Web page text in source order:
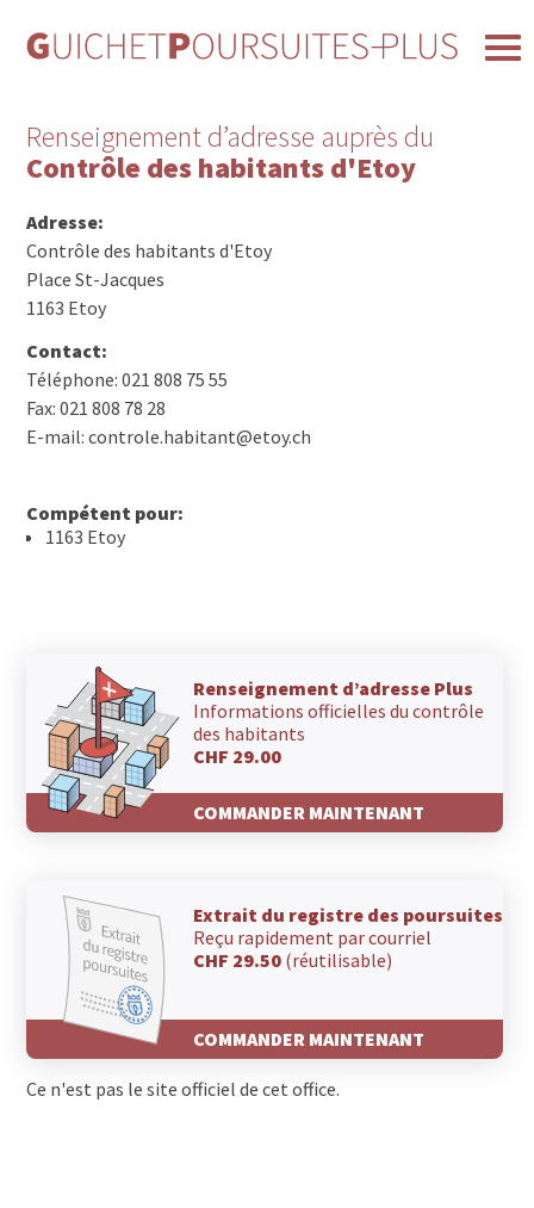
Renseignement d’adresse auprès du
Contrôle des habitants d'Etoy
Adresse:
Contrôle des habitants d'Etoy
Place St-Jacques
1163 Etoy
Contact:
Téléphone: 021 808 75 55
Fax: 021 808 78 28
E-mail: controle.habitant@etoy.ch
Compétent pour:
1163 Etoy
Renseignement d’adresse Plus
Informations officielles du contrôle
des habitants
CHF 29.00
COMMANDER MAINTENANT
Extrait du registre des poursuites
Reçu rapidement par courriel
CHF 29.50 (réutilisable)
COMMANDER MAINTENANT
Ce n'est pas le site officiel de cet office.